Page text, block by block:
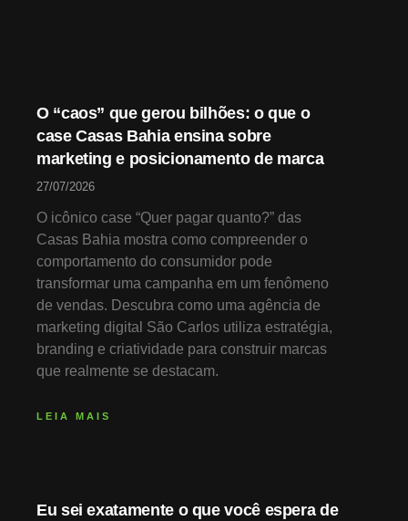
O “caos” que gerou bilhões: o que o
case Casas Bahia ensina sobre
marketing e posicionamento de marca
27/07/2026
O icônico case “Quer pagar quanto?” das
Casas Bahia mostra como compreender o
comportamento do consumidor pode
transformar uma campanha em um fenômeno
de vendas. Descubra como uma agência de
marketing digital São Carlos utiliza estratégia,
branding e criatividade para construir marcas
que realmente se destacam.
LEIA MAIS
Eu sei exatamente o que você espera de